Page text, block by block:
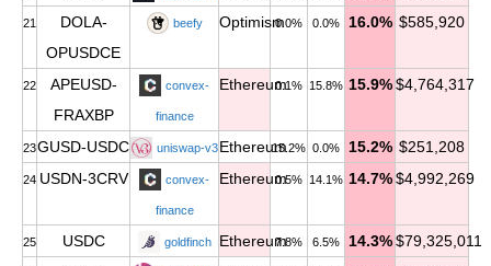
21
DOLA-
OPUSDCE
beefy Optimism0.0% 0.0% 16.0% $585,920
22
APEUSD-
FRAXBP
convex-
finance
Ethereum0.1% 15.8% 15.9% $4,764,317
23GUSD-USDC uniswap-v3Ethereum15.2% 0.0% 15.2% $251,208
24 USDN-3CRV convex-
finance
Ethereum0.5% 14.1% 14.7% $4,992,269
25 USDC goldfinch Ethereum7.8% 6.5% 14.3% $79,325,011